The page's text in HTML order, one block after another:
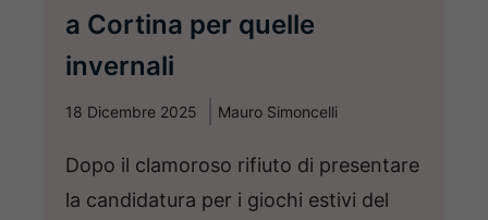
a Cortina per quelle
invernali
18 Dicembre 2025 Mauro Simoncelli
Dopo il clamoroso rifiuto di presentare
la candidatura per i giochi estivi del